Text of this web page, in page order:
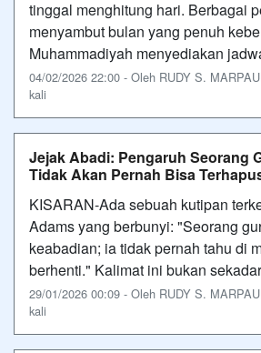
tinggal menghitung hari. Berbagai
menyambut bulan yang penuh
Muhammadiyah menyediakan
04/02/2026 22:00 - Oleh RUDY S.
kali
Jejak Abadi: Pengaruh Seorang
Tidak Akan Pernah Bisa
KISARAN-Ada sebuah kutipan
Adams yang berbunyi: "Seorang
keabadian; ia tidak pernah tahu di
berhenti." Kalimat ini bukan
29/01/2026 00:09 - Oleh RUDY S.
kali